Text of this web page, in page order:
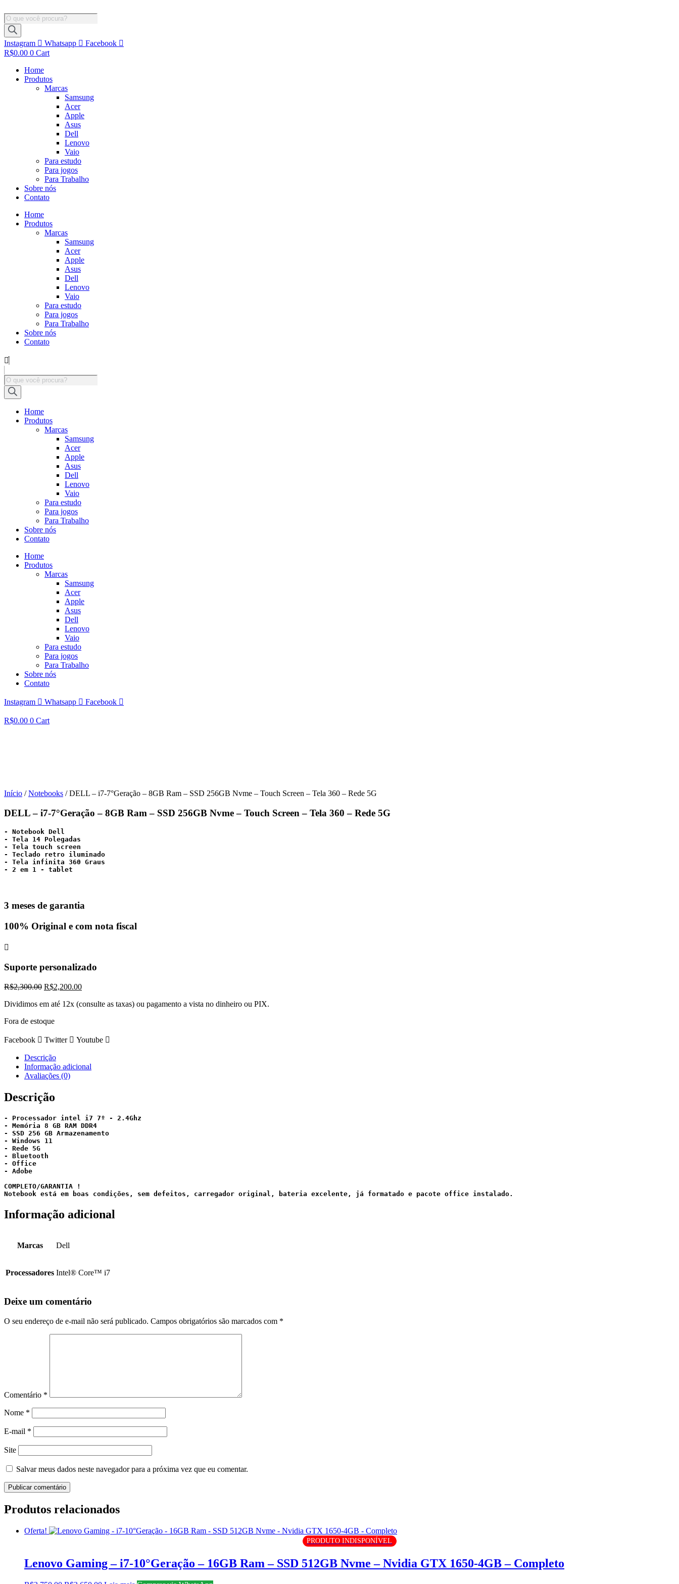
para
o
conteúdo
Pesquisar
produtos
Instagram
Whatsapp
Facebook
R$0.00 0 Cart
Home
Produtos
Marcas
Samsung
Acer
Apple
Asus
Dell
Lenovo
Vaio
Para estudo
Para jogos
Para Trabalho
Sobre nós
Contato
Home
Produtos
Marcas
Samsung
Acer
Apple
Asus
Dell
Lenovo
Vaio
Para estudo
Para jogos
Para Trabalho
Sobre nós
Contato
Pesquisar
produtos
Home
Produtos
Marcas
Samsung
Acer
Apple
Asus
Dell
Lenovo
Vaio
Para estudo
Para jogos
Para Trabalho
Sobre nós
Contato
Home
Produtos
Marcas
Samsung
Acer
Apple
Asus
Dell
Lenovo
Vaio
Para estudo
Para jogos
Para Trabalho
Sobre nós
Contato
Instagram Whatsapp Facebook
R$0.00 0 Cart
Início /Notebooks / DELL – i7-7°Geração – 8GB Ram – SSD 256GB Nvme – Touch Screen – Tela 360 – Rede 5G
DELL – i7-7°Geração – 8GB Ram – SSD 256GB Nvme – Touch Screen – Tela 360 – Rede 5G
- Notebook Dell
- Tela 14 Polegadas
- ⁠Tela touch screen
- ⁠Teclado retro iluminado
- ⁠Tela infinita 360 Graus
- ⁠2 em 1 - tablet
3 meses de garantia
100% Original e com nota fiscal
Suporte personalizado
R$2,300.00 O
original
R$2,300.00.
R$2,200.00O
atual
Dividimos em até 12x (consulte as taxas) ou pagamento a vista no dinheiro ou PIX.
Fora de estoque
Facebook Twitter Youtube
Descrição
Informação adicional
Avaliações (0)
Descrição
- Processador intel i7 7º - 2.4Ghz
- Memória 8 GB RAM DDR4
- SSD 256 GB Armazenamento
- Windows 11
- Rede 5G
- Bluetooth
- Office
- Adobe
COMPLETO/GARANTIA !
Notebook está em boas condições, sem defeitos, carregador original, bateria excelente, já formatado e pacote office instalado.
Informação adicional
Marcas Dell
Processadores Intel® Core™ i7
Deixe um comentário
O seu endereço de e-mail não será publicado. Campos obrigatórios são marcados com *
Comentário *
Nome *
E-mail *
Site
Salvar meus dados neste navegador para a próxima vez que eu comentar.
Produtos relacionados
Oferta!
PRODUTO INDISPONÍVEL
Lenovo Gaming – i7-10°Geração – 16GB Ram – SSD 512GB Nvme – Nvidia GTX 1650-4GB – Completo